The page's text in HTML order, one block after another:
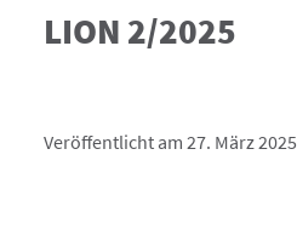
LION 2/2025
Veröffentlicht am 27. März 2025